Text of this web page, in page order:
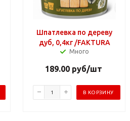
Шпатлевка по дереву
дуб, 0,4кг /FAKTURA
Много
189.00руб/шт
В КОРЗИНУ